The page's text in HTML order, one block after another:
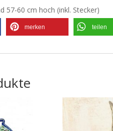
57-60 cm hoch (inkl. Stecker)
merken teilen